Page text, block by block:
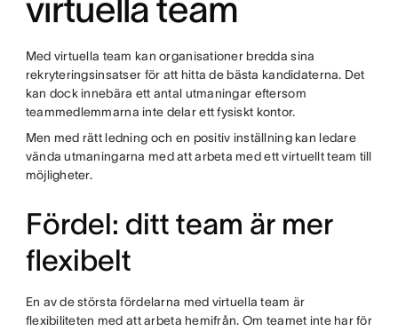
virtuella team
Med virtuella team kan organisationer bredda sina
rekryteringsinsatser för att hitta de bästa kandidaterna. Det
kan dock innebära ett antal utmaningar eftersom
teammedlemmarna inte delar ett fysiskt kontor.
Men med rätt ledning och en positiv inställning kan ledare
vända utmaningarna med att arbeta med ett virtuellt team till
möjligheter.
Fördel: ditt team är mer
flexibelt
En av de största fördelarna med virtuella team är
flexibiliteten med att arbeta hemifrån. Om teamet inte har för